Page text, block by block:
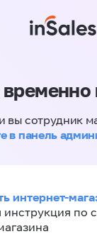
вы сотрудник
в панель
интернет-
инструкция по